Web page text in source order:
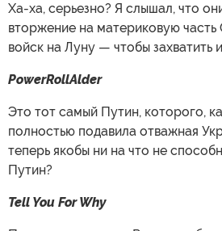
Ха-ха, серьезно? Я слышал, что
вторжение на материковую
войск на Луну — чтобы захватить
PowerRollAlder
Это тот самый Путин, которого,
полностью подавила отважная
теперь якобы ни на что не
Путин?
Tell You For Why